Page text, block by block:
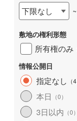
下限なし ~
敷地の権利形態
所有権のみ
情報公開日
指定なし （4
本日 （0）
3日以内 （0）
神戸高速線（南北
神戸新交通六甲ア
京都丹後鉄道宮福